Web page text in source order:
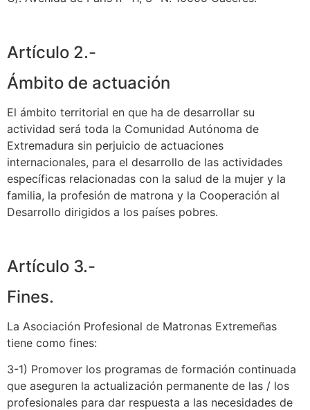
Artículo 2.-
Ámbito de actuación
El ámbito territorial en que ha de desarrollar su
actividad será toda la Comunidad Autónoma de
Extremadura sin perjuicio de actuaciones
internacionales, para el desarrollo de las actividades
específicas relacionadas con la salud de la mujer y la
familia, la profesión de matrona y la Cooperación al
Desarrollo dirigidos a los países pobres.
Artículo 3.-
Fines.
La Asociación Profesional de Matronas Extremeñas
tiene como fines:
3-1) Promover los programas de formación continuada
que aseguren la actualización permanente de las / los
profesionales para dar respuesta a las necesidades de